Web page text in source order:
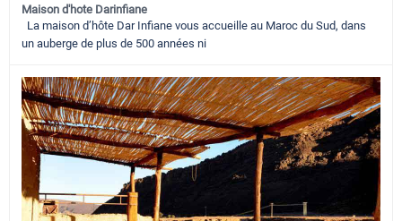
Maison d'hote Darinfiane
La maison d’hôte Dar Infiane vous accueille au Maroc du Sud, dans
un auberge de plus de 500 années ni